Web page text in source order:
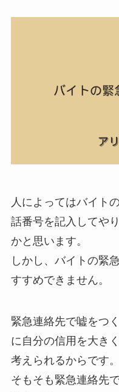
人によってはバイト
話番号を記入してや
かと思います。
しかし、バイトの緊
すすめできません。
緊急連絡先で嘘をつ
に自分の信用を大き
考えられるからです。
そもそも緊急連絡先